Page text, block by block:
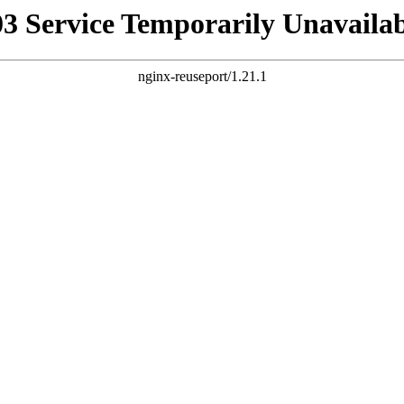
Service Temporarily
nginx-reuseport/1.21.1